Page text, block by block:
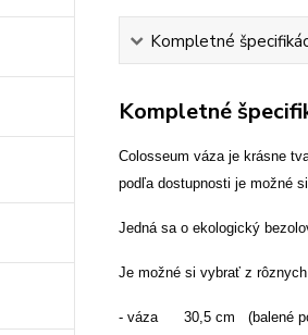
Kompletné
Kompletné
Colosseum váza je krásne
podľa dostupnosti je možné
Jedná sa o ekologický
Je možné si vybrať z
- váza 30,5 cm (balené